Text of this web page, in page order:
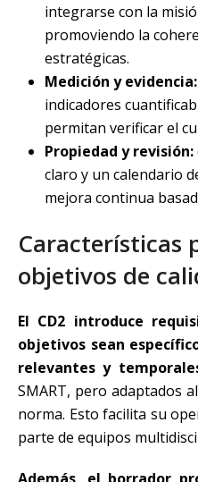
integrarse con la
promoviendo la
estratégicas.
Medición y evidencia:
indicadores
permitan verificar el
Propiedad y revisión:
claro y un calendario
mejora continua
Características
objetivos de
El CD2 introduce
objetivos sean
relevantes y
SMART, pero adaptados
norma. Esto facilita su
parte de equipos
Además, el borrador